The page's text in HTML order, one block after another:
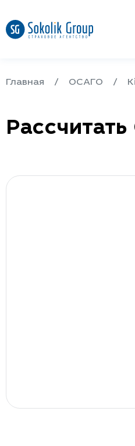
Главная ОСАГО